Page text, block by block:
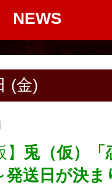
NEWS
(金)
兎（仮）「
発送日が決ま